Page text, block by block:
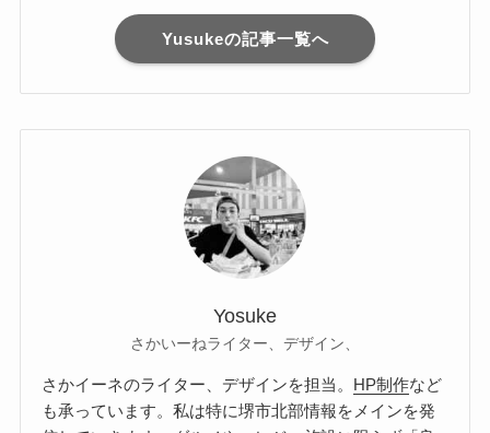
Yusukeの記事一覧へ
Yosuke
さかいーねライター、デザイン、
さかイーネのライター、デザインを担当。 HP制作など
も承っています。私は特に堺市北部情報をメインを発